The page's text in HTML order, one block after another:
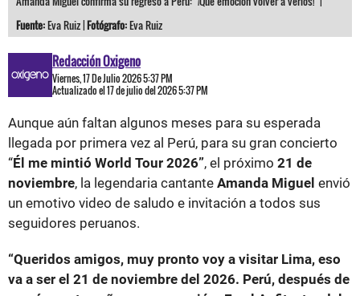
Fuente:Eva Ruiz |Fotógrafo:Eva Ruiz
Redacción Oxigeno
Viernes, 17 De Julio 2026 5:37 PM
Actualizado el 17 de julio del 2026 5:37 PM
Aunque aún faltan algunos meses para su esperada
llegada por primera vez al Perú, para su gran concierto
“Él me mintió World Tour 2026”, el próximo 21 de
noviembre, la legendaria cantante Amanda Miguel envió
un emotivo video de saludo e invitación a todos sus
seguidores peruanos.
“Queridos amigos, muy pronto voy a visitar Lima, eso
va a ser el 21 de noviembre del 2026. Perú, después de